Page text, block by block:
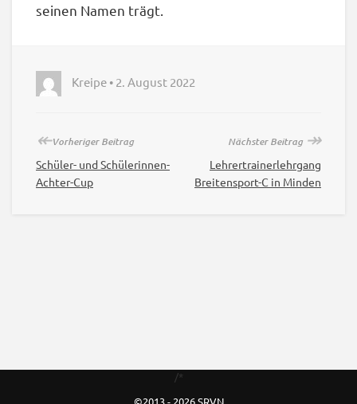
seinen Namen trägt.
Kreipe • 2. August 2022
↞Vorheriger Beitrag
Schüler- und Schülerinnen-
Achter-Cup
Nächster Beitrag ↠
Lehrertrainerlehrgang
Breitensport-C in Minden
/*
©2013 - 2026 SRVN